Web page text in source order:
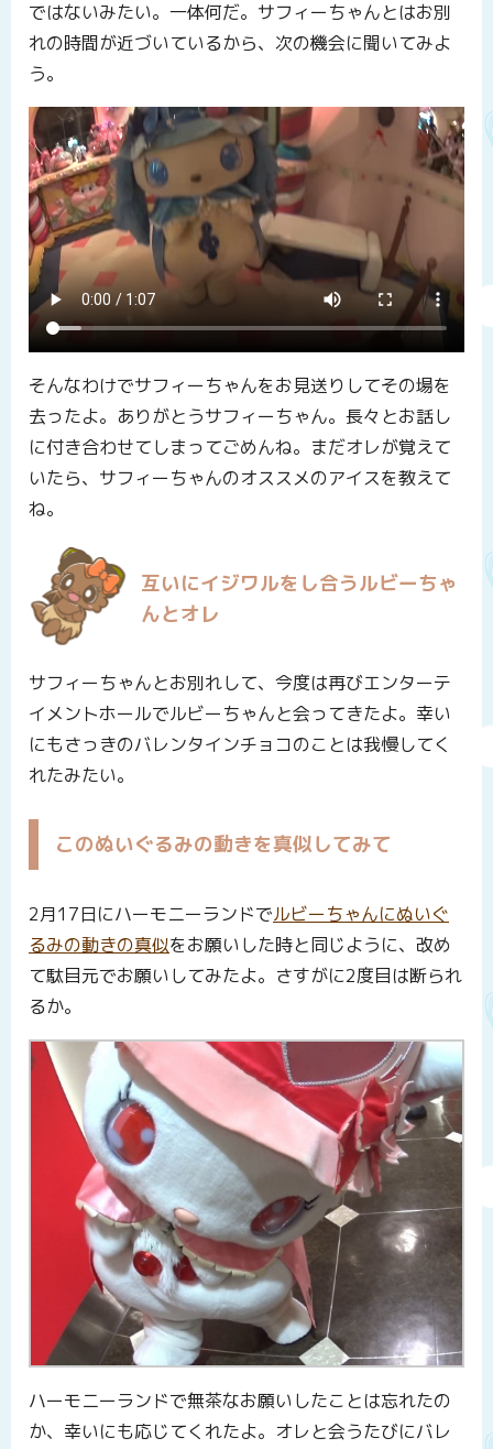
ではないみたい。一体何だ。サフィーちゃんとはお別
れの時間が近づいているから、次の機会に聞いてみよ
う。
そんなわけでサフィーちゃんをお見送りしてその場を
去ったよ。ありがとうサフィーちゃん。長々とお話し
に付き合わせてしまってごめんね。まだオレが覚えて
いたら、サフィーちゃんのオススメのアイスを教えて
ね。
互いにイジワルをし合うルビーちゃ
んとオレ
サフィーちゃんとお別れして、今度は再びエンターテ
イメントホールでルビーちゃんと会ってきたよ。幸い
にもさっきのバレンタインチョコのことは我慢してく
れたみたい。
このぬいぐるみの動きを真似してみて
2月17日にハーモニーランドでルビーちゃんにぬいぐ
るみの動きの真似をお願いした時と同じように、改め
て駄目元でお願いしてみたよ。さすがに2度目は断られ
るか。
ハーモニーランドで無茶なお願いしたことは忘れたの
か、幸いにも応じてくれたよ。オレと会うたびにバレ